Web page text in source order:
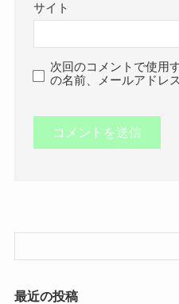
サイト
次回のコメントで使用
の名前、メールアドレ
最近の投稿